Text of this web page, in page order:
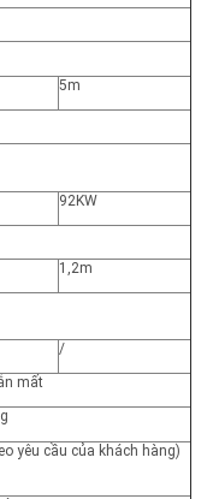
5m
92KW
1,2m
/
mất
yêu cầu của khách hàng)